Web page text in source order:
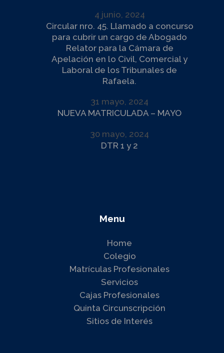
4 junio, 2024
Circular nro. 45. Llamado a concurso
para cubrir un cargo de Abogado
Relator para la Cámara de
Apelación en lo Civil, Comercial y
Laboral de los Tribunales de
Rafaela.
31 mayo, 2024
NUEVA MATRICULADA – MAYO
30 mayo, 2024
DTR 1 y 2
Menu
Home
Colegio
Matrículas Profesionales
Servicios
Cajas Profesionales
Quinta Circunscripción
Sitios de Interés